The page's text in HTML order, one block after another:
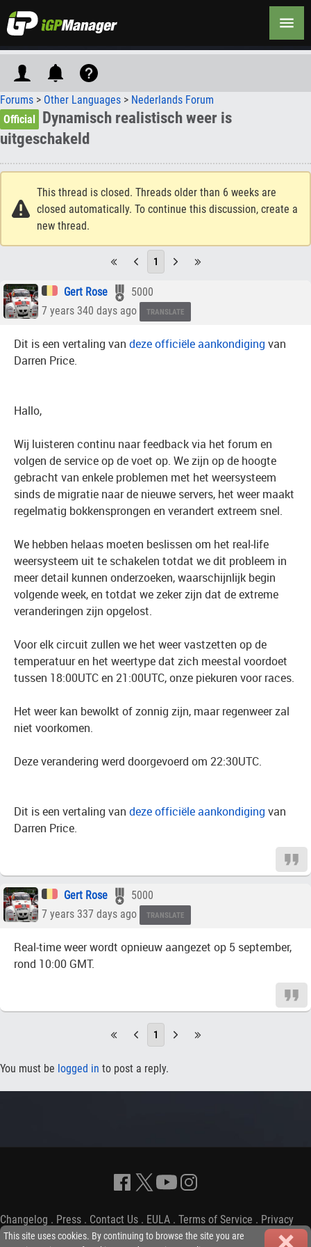
Forums > Other Languages > Nederlands Forum
Official
Dynamisch realistisch weer is
uitgeschakeld
This thread is closed. Threads older than 6 weeks are
closed automatically. To continue this discussion, create a
new thread.
1
Gert Rose
5000
7 years 340 days ago
TRANSLATE
Dit is een vertaling van deze officiële aankondiging van
Darren Price.
Hallo,
Wij luisteren continu naar feedback via het forum en
volgen de service op de voet op. We zijn op de hoogte
gebracht van enkele problemen met het weersysteem
sinds de migratie naar de nieuwe servers, het weer maakt
regelmatig bokkensprongen en verandert extreem snel.
We hebben helaas moeten beslissen om het real-life
weersysteem uit te schakelen totdat we dit probleem in
meer detail kunnen onderzoeken, waarschijnlijk begin
volgende week, en totdat we zeker zijn dat de extreme
veranderingen zijn opgelost.
Voor elk circuit zullen we het weer vastzetten op de
temperatuur en het weertype dat zich meestal voordoet
tussen 18:00UTC en 21:00UTC, onze piekuren voor races.
Het weer kan bewolkt of zonnig zijn, maar regenweer zal
niet voorkomen.
Deze verandering werd doorgevoerd om 22:30UTC.
Dit is een vertaling van deze officiële aankondiging van
Darren Price.
Gert Rose
5000
7 years 337 days ago
TRANSLATE
Real-time weer wordt opnieuw aangezet op 5 september,
rond 10:00 GMT.
1
You must be logged in to post a reply.
Changelog . Press . Contact Us . EULA . Terms of Service . Privacy
Policy- Copyright © 2009-2026 iGP Games Ltd.
This site uses cookies. By continuing to browse the site you are